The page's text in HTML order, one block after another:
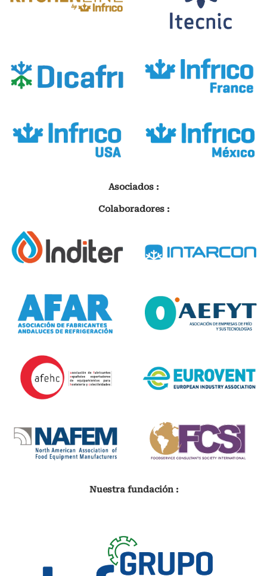
Asociados :
Colaboradores :
Nuestra fundación :